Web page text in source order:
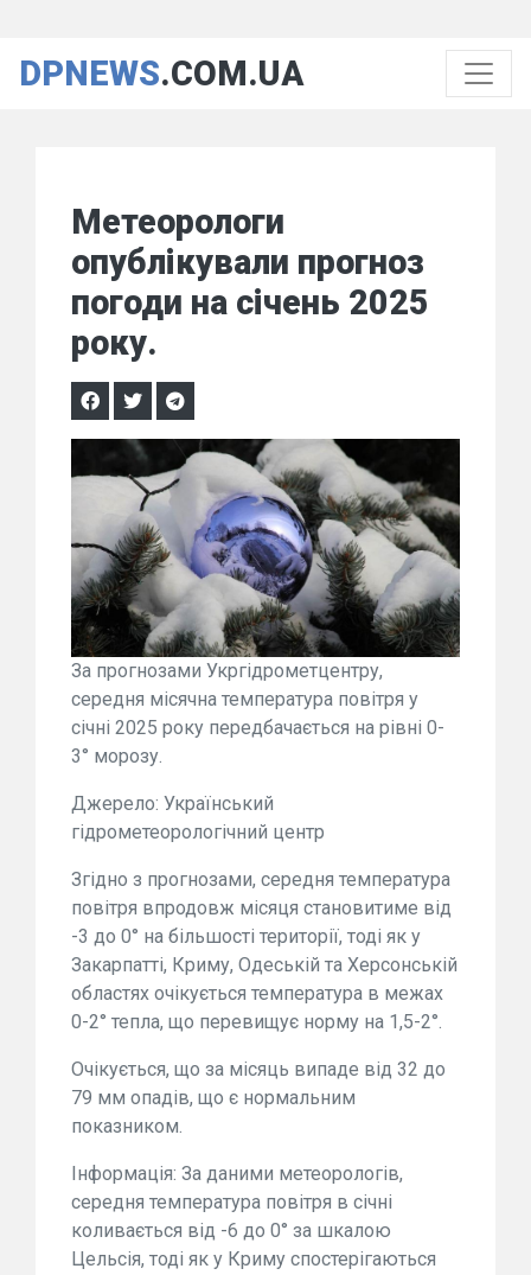
DPNEWS.COM.UA
Метеорологи
опублікували прогноз
погоди на січень 2025
року.
За прогнозами Укргідрометцентру,
середня місячна температура повітря у
січні 2025 року передбачається на рівні 0-
3° морозу.
Джерело: Український
гідрометеорологічний центр
Згідно з прогнозами, середня температура
повітря впродовж місяця становитиме від
-3 до 0° на більшості території, тоді як у
Закарпатті, Криму, Одеській та Херсонській
областях очікується температура в межах
0-2° тепла, що перевищує норму на 1,5-2°.
Очікується, що за місяць випаде від 32 до
79 мм опадів, що є нормальним
показником.
Інформація: За даними метеорологів,
середня температура повітря в січні
коливається від -6 до 0° за шкалою
Цельсія, тоді як у Криму спостерігаються